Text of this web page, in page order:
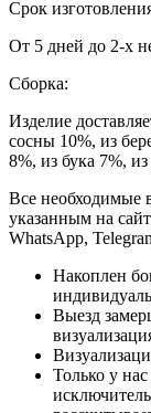
Срок
От 5 дней до 2-х
Сборка:
Изделие
сосны 10%, из
8%, из бука 7%,
Все необходимые
указанным на
WhatsApp,
Накоплен
Выезд
Только у